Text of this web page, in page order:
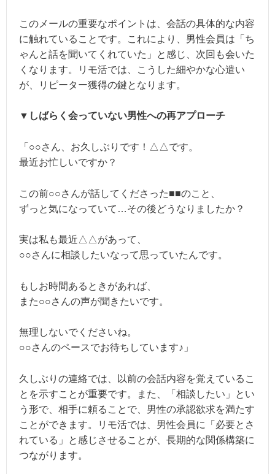
このメールの重要なポイントは、会話の具体的な内容
に触れていることです。これにより、男性会員は「ち
ゃんと話を聞いてくれていた」と感じ、次回も会いた
くなります。リモ活では、こうした細やかな心遣い
が、リピーター獲得の鍵となります。
▼しばらく会っていない男性への再アプローチ
「○○さん、お久しぶりです！△△です。
最近お忙しいですか？
この前○○さんが話してくださった■■のこと、
ずっと気になっていて…その後どうなりましたか？
実は私も最近△△があって、
○○さんに相談したいなって思っていたんです。
もしお時間あるときがあれば、
また○○さんの声が聞きたいです。
無理しないでくださいね。
○○さんのペースでお待ちしています♪」
久しぶりの連絡では、以前の会話内容を覚えているこ
とを示すことが重要です。また、「相談したい」とい
う形で、相手に頼ることで、男性の承認欲求を満たす
ことができます。リモ活では、男性会員に「必要とさ
れている」と感じさせることが、長期的な関係構築に
つながります。